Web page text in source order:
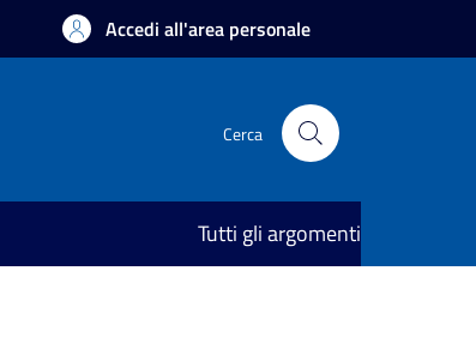
Accedi all'area personale
Cerca
Tutti gli argomenti